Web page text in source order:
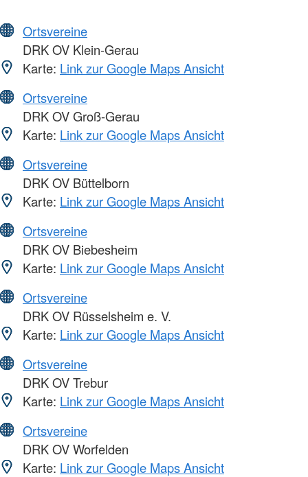
Ortsvereine
DRK OV Klein-Gerau
Karte: Link zur Google Maps Ansicht
Ortsvereine
DRK OV Groß-Gerau
Karte: Link zur Google Maps Ansicht
Ortsvereine
DRK OV Büttelborn
Karte: Link zur Google Maps Ansicht
Ortsvereine
DRK OV Biebesheim
Karte: Link zur Google Maps Ansicht
Ortsvereine
DRK OV Rüsselsheim e. V.
Karte: Link zur Google Maps Ansicht
Ortsvereine
DRK OV Trebur
Karte: Link zur Google Maps Ansicht
Ortsvereine
DRK OV Worfelden
Karte: Link zur Google Maps Ansicht